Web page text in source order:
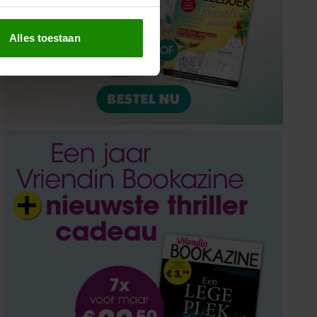
partners voor social
die u aan ze heeft
Alles toestaan